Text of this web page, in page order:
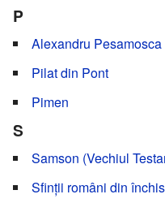
P
Alexandru Pesamosca
Pilat din Pont
Pimen
S
Samson (Vechiul
Sfinții români din